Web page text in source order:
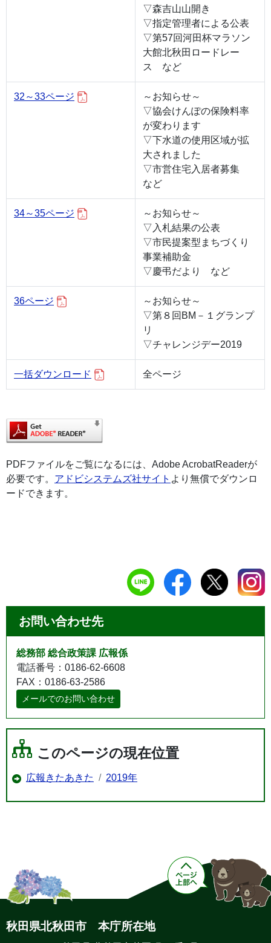
▽森吉山山開き
▽指定管理者による公表
▽第57回河田杯マラソン
大館北秋田ロードレー
ス など
32～33ページ
～お知らせ～
▽協会けんぽの保険料率
が変わります
▽下水道の使用区域が拡
大されました
▽市営住宅入居者募集
など
34～35ページ
～お知らせ～
▽入札結果の公表
▽市民提案型まちづくり
事業補助金
▽慶弔だより など
36ページ
～お知らせ～
▽第８回BM－１グランプ
リ
▽チャレンジデー2019
一括ダウンロード 全ページ
PDFファイルをご覧になるには、Adobe AcrobatReaderが
必要です。 アドビシステムズ社サイト より無償でダウンロ
ードできます。
お問い合わせ先
総務部 総合政策課 広報係
電話番号：0186-62-6608
FAX：0186-63-2586
メールでのお問い合わせ
このページの現在位置
広報きたあきた 2019年
秋田県北秋田市 本庁所在地